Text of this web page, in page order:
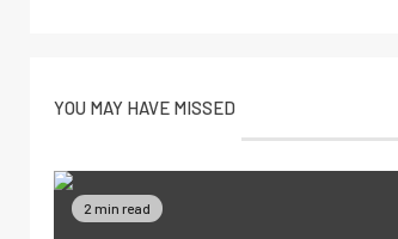
YOU MAY HAVE MISSED
2 min read